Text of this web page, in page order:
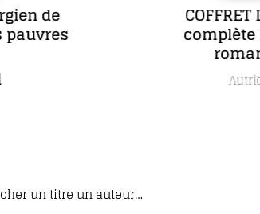
COFFRET L’œuvre
complète de Maria
romans, dont un
Maria
un titre un auteur…